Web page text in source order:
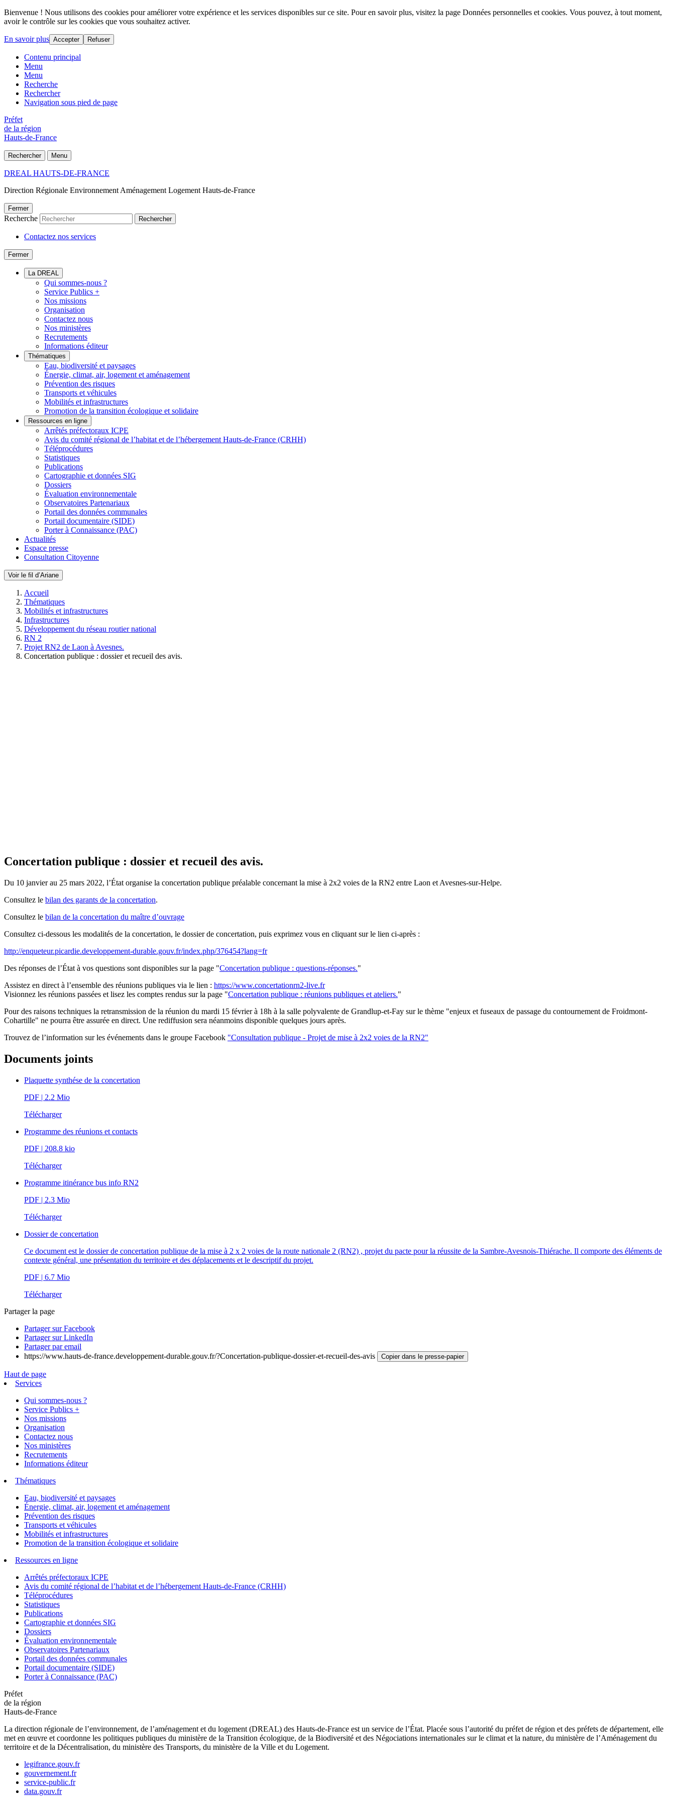
Bienvenue ! Nous utilisons des cookies pour améliorer votre expérience et les services disponibles sur ce site. Pour en savoir plus, visitez la page Données personnelles et cookies. Vous pouvez, à tout moment,
avoir le contrôle sur les cookies que vous souhaitez activer.
En savoir plus Accepter Refuser
Contenu principal
Menu
Menu
Recherche
Rechercher
Navigation sous pied de page
Préfet
de la région
Hauts-de-France
Rechercher Menu
DREAL HAUTS-DE-FRANCE
Direction Régionale Environnement Aménagement Logement Hauts-de-France
Fermer
Recherche Rechercher
Contactez nos services
Fermer
La DREAL
Qui sommes-nous ?
Service Publics +
Nos missions
Organisation
Contactez nous
Nos ministères
Recrutements
Informations éditeur
Thématiques
Eau, biodiversité et paysages
Énergie, climat, air, logement et aménagement
Prévention des risques
Transports et véhicules
Mobilités et infrastructures
Promotion de la transition écologique et solidaire
Ressources en ligne
Arrêtés préfectoraux ICPE
Avis du comité régional de l’habitat et de l’hébergement Hauts-de-France (CRHH)
Téléprocédures
Statistiques
Publications
Cartographie et données SIG
Dossiers
Évaluation environnementale
Observatoires Partenariaux
Portail des données communales
Portail documentaire (SIDE)
Porter à Connaissance (PAC)
Actualités
Espace presse
Consultation Citoyenne
Voir le fil d’Ariane
Accueil
Thématiques
Mobilités et infrastructures
Infrastructures
Développement du réseau routier national
RN 2
Projet RN2 de Laon à Avesnes.
Concertation publique : dossier et recueil des avis.
Concertation publique : dossier et recueil des avis.
Du 10 janvier au 25 mars 2022, l’État organise la concertation publique préalable concernant la mise à 2x2 voies de la RN2 entre Laon et Avesnes-sur-Helpe.
Consultez le bilan des garants de la concertation.
Consultez le bilan de la concertation du maître d’ouvrage
Consultez ci-dessous les modalités de la concertation, le dossier de concertation, puis exprimez vous en cliquant sur le lien ci-après :
http://enqueteur.picardie.developpement-durable.gouv.fr/index.php/376454?lang=fr
Des réponses de l’État à vos questions sont disponibles sur la page "Concertation publique : questions-réponses."
Assistez en direct à l’ensemble des réunions publiques via le lien : https://www.concertationrn2-live.fr
Visionnez les réunions passées et lisez les comptes rendus sur la page "Concertation publique : réunions publiques et ateliers."
Pour des raisons techniques la retransmission de la réunion du mardi 15 février à 18h à la salle polyvalente de Grandlup-et-Fay sur le thème "enjeux et fuseaux de passage du contournement de Froidmont-
Cohartille" ne pourra être assurée en direct. Une rediffusion sera néanmoins disponible quelques jours après.
Trouvez de l’information sur les événements dans le groupe Facebook "Consultation publique - Projet de mise à 2x2 voies de la RN2"
Documents joints
Plaquette synthése de la concertation
PDF | 2.2 Mio
Télécharger
Programme des réunions et contacts
PDF | 208.8 kio
Télécharger
Programme itinérance bus info RN2
PDF | 2.3 Mio
Télécharger
Dossier de concertation
Ce document est le dossier de concertation publique de la mise à 2 x 2 voies de la route nationale 2 (RN2) , projet du pacte pour la réussite de la Sambre-Avesnois-Thiérache. Il comporte des éléments de
contexte général, une présentation du territoire et des déplacements et le descriptif du projet.
PDF | 6.7 Mio
Télécharger
Partager la page
Partager sur Facebook
Partager sur LinkedIn
Partager par email
https://www.hauts-de-france.developpement-durable.gouv.fr/?Concertation-publique-dossier-et-recueil-des-avis
Copier dans le presse-papier
Haut de page
Services
Qui sommes-nous ?
Service Publics +
Nos missions
Organisation
Contactez nous
Nos ministères
Recrutements
Informations éditeur
Thématiques
Eau, biodiversité et paysages
Énergie, climat, air, logement et aménagement
Prévention des risques
Transports et véhicules
Mobilités et infrastructures
Promotion de la transition écologique et solidaire
Ressources en ligne
Arrêtés préfectoraux ICPE
Avis du comité régional de l’habitat et de l’hébergement Hauts-de-France (CRHH)
Téléprocédures
Statistiques
Publications
Cartographie et données SIG
Dossiers
Évaluation environnementale
Observatoires Partenariaux
Portail des données communales
Portail documentaire (SIDE)
Porter à Connaissance (PAC)
Préfet
de la région
Hauts-de-France
La direction régionale de l’environnement, de l’aménagement et du logement (DREAL) des Hauts-de-France est un service de l’État. Placée sous l’autorité du préfet de région et des préfets de département, elle
met en œuvre et coordonne les politiques publiques du ministère de la Transition écologique, de la Biodiversité et des Négociations internationales sur le climat et la nature, du ministère de l’Aménagement du
territoire et de la Décentralisation, du ministère des Transports, du ministère de la Ville et du Logement.
legifrance.gouv.fr
gouvernement.fr
service-public.fr
data.gouv.fr